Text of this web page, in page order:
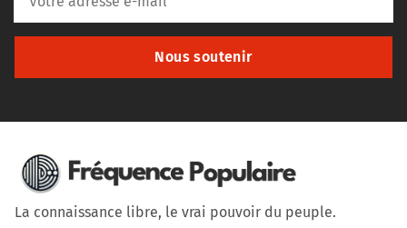
Nous soutenir
La connaissance libre, le vrai pouvoir du peuple.